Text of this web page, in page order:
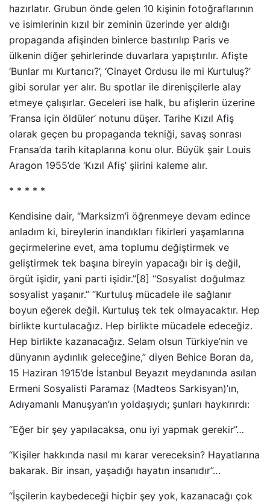
hazırlatır. Grubun önde gelen 10 kişinin fotoğraflarının
ve isimlerinin kızıl bir zeminin üzerinde yer aldığı
propaganda afişinden binlerce bastırılıp Paris ve
ülkenin diğer şehirlerinde duvarlara yapıştırılır. Afişte
‘Bunlar mı Kurtarıcı?’, ‘Cinayet Ordusu ile mi Kurtuluş?’
gibi sorular yer alır. Bu spotlar ile direnişçilerle alay
etmeye çalışırlar. Geceleri ise halk, bu afişlerin üzerine
‘Fransa için öldüler’ notunu düşer. Tarihe Kızıl Afiş
olarak geçen bu propaganda tekniği, savaş sonrası
Fransa’da tarih kitaplarına konu olur. Büyük şair Louis
Aragon 1955’de ‘Kızıl Afiş’ şiirini kaleme alır.
* * * * *
Kendisine dair, “Marksizm’i öğrenmeye devam edince
anladım ki, bireylerin inandıkları fikirleri yaşamlarına
geçirmelerine evet, ama toplumu değiştirmek ve
geliştirmek tek başına bireyin yapacağı bir iş değil,
örgüt işidir, yani parti işidir.”[8] “Sosyalist doğulmaz
sosyalist yaşanır.” “Kurtuluş mücadele ile sağlanır
boyun eğerek değil. Kurtuluş tek tek olmayacaktır. Hep
birlikte kurtulacağız. Hep birlikte mücadele edeceğiz.
Hep birlikte kazanacağız. Selam olsun Türkiye’nin ve
dünyanın aydınlık geleceğine,” diyen Behice Boran da,
15 Haziran 1915’de İstanbul Beyazıt meydanında asılan
Ermeni Sosyalisti Paramaz (Madteos Sarkisyan)’ın,
Adıyamanlı Manuşyan’ın yoldaşıydı; şunları haykırırdı:
“Eğer bir şey yapılacaksa, onu iyi yapmak gerekir”…
“Kişiler hakkında nasıl mı karar vereceksin? Hayatlarına
bakarak. Bir insan, yaşadığı hayatın insanıdır”…
“İşçilerin kaybedeceği hiçbir şey yok, kazanacağı çok